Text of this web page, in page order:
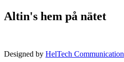
Altin's hem på nätet
Designed by HelTech Communication